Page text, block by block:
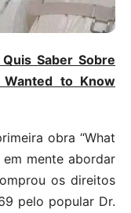
Saber Sobre
to Know
obra “What
em mente abordar
os direitos
pelo popular Dr.